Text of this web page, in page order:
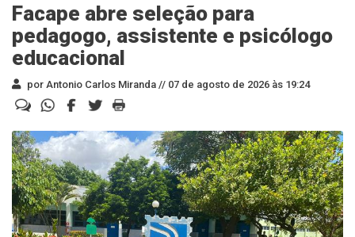
Facape abre seleção para
pedagogo, assistente e psicólogo
educacional
por Antonio Carlos Miranda // 07 de agosto de 2026 às 19:24